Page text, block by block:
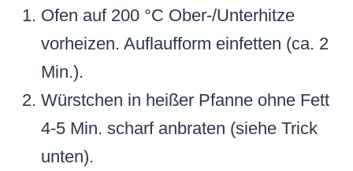
Ofen auf 200 °C Ober-/Unterhitze
vorheizen. Auflaufform einfetten (ca. 2
Min.).
Würstchen in heißer Pfanne ohne Fett
4-5 Min. scharf anbraten (siehe Trick
unten).